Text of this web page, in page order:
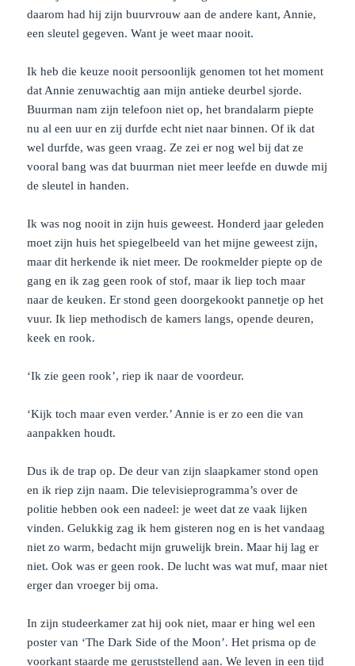
daarom had hij zijn buurvrouw aan de andere kant, Annie,
een sleutel gegeven. Want je weet maar nooit.
Ik heb die keuze nooit persoonlijk genomen tot het moment
dat Annie zenuwachtig aan mijn antieke deurbel sjorde.
Buurman nam zijn telefoon niet op, het brandalarm piepte
nu al een uur en zij durfde echt niet naar binnen. Of ik dat
wel durfde, was geen vraag. Ze zei er nog wel bij dat ze
vooral bang was dat buurman niet meer leefde en duwde mij
de sleutel in handen.
Ik was nog nooit in zijn huis geweest. Honderd jaar geleden
moet zijn huis het spiegelbeeld van het mijne geweest zijn,
maar dit herkende ik niet meer. De rookmelder piepte op de
gang en ik zag geen rook of stof, maar ik liep toch maar
naar de keuken. Er stond geen doorgekookt pannetje op het
vuur. Ik liep methodisch de kamers langs, opende deuren,
keek en rook.
‘Ik zie geen rook’, riep ik naar de voordeur.
‘Kijk toch maar even verder.’ Annie is er zo een die van
aanpakken houdt.
Dus ik de trap op. De deur van zijn slaapkamer stond open
en ik riep zijn naam. Die televisieprogramma’s over de
politie hebben ook een nadeel: je weet dat ze vaak lijken
vinden. Gelukkig zag ik hem gisteren nog en is het vandaag
niet zo warm, bedacht mijn gruwelijk brein. Maar hij lag er
niet. Ook was er geen rook. De lucht was wat muf, maar niet
erger dan vroeger bij oma.
In zijn studeerkamer zat hij ook niet, maar er hing wel een
poster van ‘The Dark Side of the Moon’. Het prisma op de
voorkant staarde me geruststellend aan. We leven in een tijd